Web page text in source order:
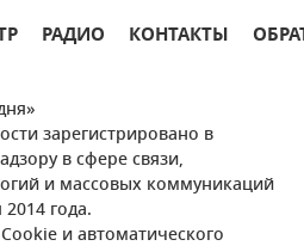
РАДИО КОНТАКТЫ
зарегистрировано в
в сфере связи,
и массовых коммуникаций
года.
и автоматического